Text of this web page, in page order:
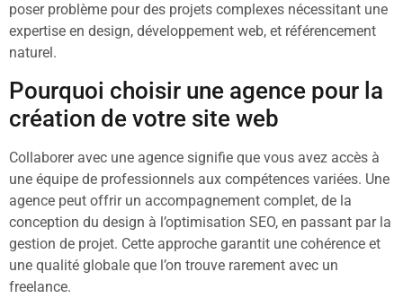
poser problème pour des projets complexes nécessitant une
expertise en design, développement web, et référencement
naturel.
Pourquoi choisir une agence pour la
création de votre site web
Collaborer avec une agence signifie que vous avez accès à
une équipe de professionnels aux compétences variées. Une
agence peut offrir un accompagnement complet, de la
conception du design à l’optimisation SEO, en passant par la
gestion de projet. Cette approche garantit une cohérence et
une qualité globale que l’on trouve rarement avec un
freelance.